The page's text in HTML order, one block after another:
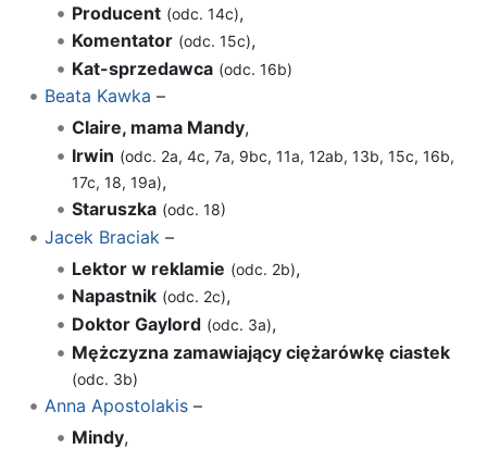
Producent (odc. 14c),
Komentator (odc. 15c),
Kat-sprzedawca (odc. 16b)
Beata Kawka –
Claire, mama Mandy,
Irwin (odc. 2a, 4c, 7a, 9bc, 11a, 12ab, 13b, 15c, 16b,
17c, 18, 19a),
Staruszka (odc. 18)
Jacek Braciak–
Lektor w reklamie (odc. 2b),
Napastnik (odc. 2c),
Doktor Gaylord (odc. 3a),
Mężczyzna zamawiający ciężarówkę ciastek
(odc. 3b)
Anna Apostolakis–
Mindy,